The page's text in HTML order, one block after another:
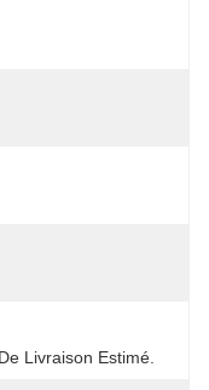
Livraison Estimé.